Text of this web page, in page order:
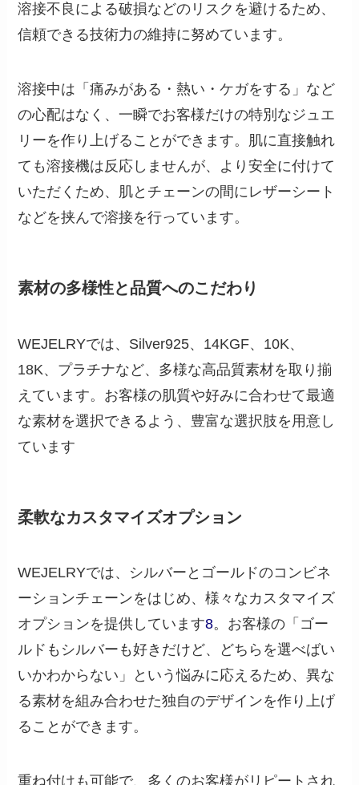
溶接不良による破損などのリスクを避けるため、
信頼できる技術力の維持に努めています。
溶接中は「痛みがある・熱い・ケガをする」など
の心配はなく、一瞬でお客様だけの特別なジュエ
リーを作り上げることができます。肌に直接触れ
ても溶接機は反応しませんが、より安全に付けて
いただくため、肌とチェーンの間にレザーシート
などを挟んで溶接を行っています。
素材の多様性と品質へのこだわり
WEJELRYでは、Silver925、14KGF、10K、
18K、プラチナなど、多様な高品質素材を取り揃
えています。お客様の肌質や好みに合わせて最適
な素材を選択できるよう、豊富な選択肢を用意し
ています
柔軟なカスタマイズオプション
WEJELRYでは、シルバーとゴールドのコンビネ
ーションチェーンをはじめ、様々なカスタマイズ
オプションを提供しています8。お客様の「ゴー
ルドもシルバーも好きだけど、どちらを選べばい
いかわからない」という悩みに応えるため、異な
る素材を組み合わせた独自のデザインを作り上げ
ることができます。
重ね付けも可能で、多くのお客様がリピートされ